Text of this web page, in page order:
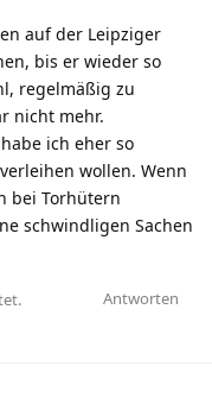
auf der Leipziger
bis er wieder so
regelmäßig zu
nicht mehr.
ich eher so
wollen. Wenn
bei Torhütern
schwindligen Sachen
Antworten